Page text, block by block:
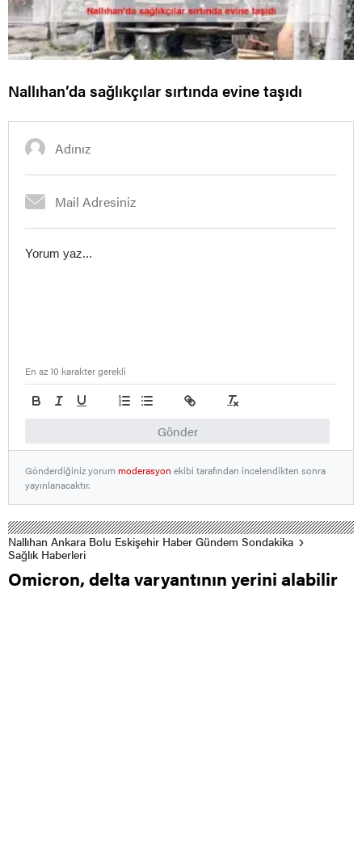
Nallıhan’da sağlıkçılar sırtında evine taşıdı
Gönder
En az 10 karakter gerekli
Gönderdiğiniz yorummoderasyon ekibi tarafından incelendikten sonra
yayınlanacaktır.
Nallıhan Ankara Bolu Eskişehir Haber Gündem Sondakika
Sağlık Haberleri
Omicron, delta varyantının yerini alabilir